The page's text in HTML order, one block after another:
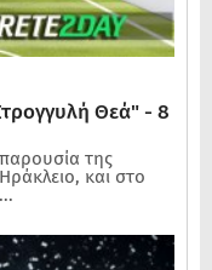
Θεά" - 8
της
και στο